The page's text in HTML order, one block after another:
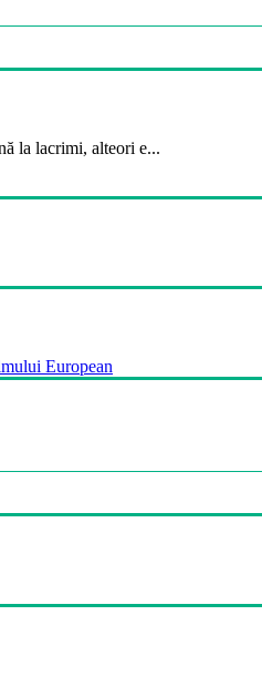
la lacrimi, alteori e...